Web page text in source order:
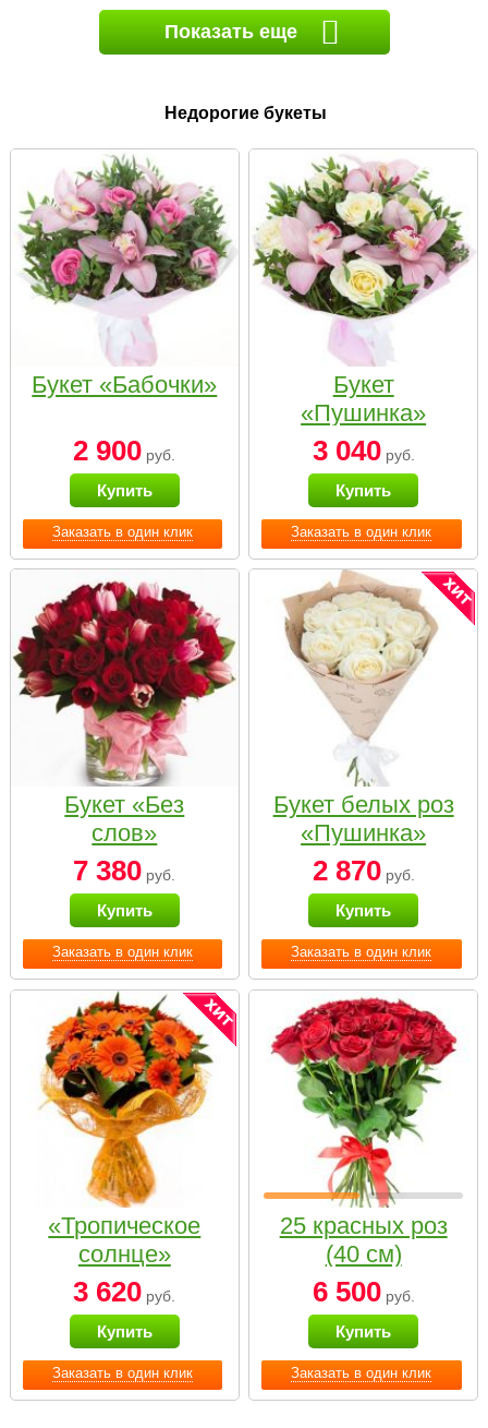
Показать еще
Недорогие букеты
Заказать в один клик
Букет «Бабочки»
2 900 руб.
Купить
Заказать в один клик
Букет
«Пушинка»
3 040руб.
Купить
Заказать в один клик
Букет «Без
слов»
7 380 руб.
Купить
Заказать в один клик
Букет белых роз
«Пушинка»
2 870руб.
Купить
Заказать в один клик
«Тропическое
солнце»
3 620 руб.
Купить
Заказать в один клик
25 красных роз
(40 см)
6 500руб.
Купить